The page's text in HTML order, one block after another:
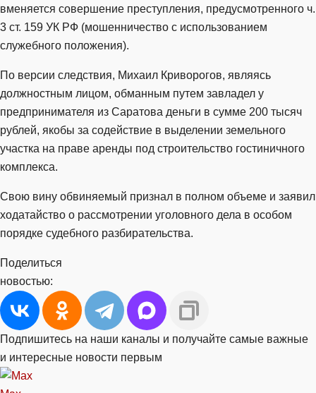
вменяется совершение преступления, предусмотренного ч.
3 ст. 159 УК РФ (мошенничество с использованием
служебного положения).
По версии следствия, Михаил Криворогов, являясь
должностным лицом, обманным путем завладел у
предпринимателя из Саратова деньги в сумме 200 тысяч
рублей, якобы за содействие в выделении земельного
участка на праве аренды под строительство гостиничного
комплекса.
Свою вину обвиняемый признал в полном объеме и заявил
ходатайство о рассмотрении уголовного дела в особом
порядке судебного разбирательства.
Поделиться
новостью:
Подпишитесь на наши каналы и получайте самые важные
и интересные новости первым